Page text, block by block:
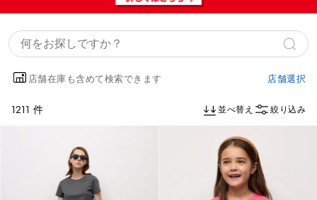
店舗在庫も含めて検索できます 店舗選択
1211 件 並べ替え 絞り込み